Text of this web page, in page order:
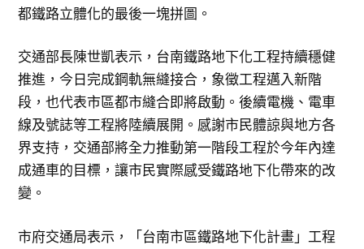
都鐵路立體化的最後一塊拼圖。
交通部長陳世凱表示，台南鐵路地下化工程持續穩健
推進，今日完成鋼軌無縫接合，象徵工程邁入新階
段，也代表市區都市縫合即將啟動。後續電機、電車
線及號誌等工程將陸續展開。感謝市民體諒與地方各
界支持，交通部將全力推動第一階段工程於今年內達
成通車的目標，讓市民實際感受鐵路地下化帶來的改
變。
市府交通局表示，「台南市區鐵路地下化計畫」工程